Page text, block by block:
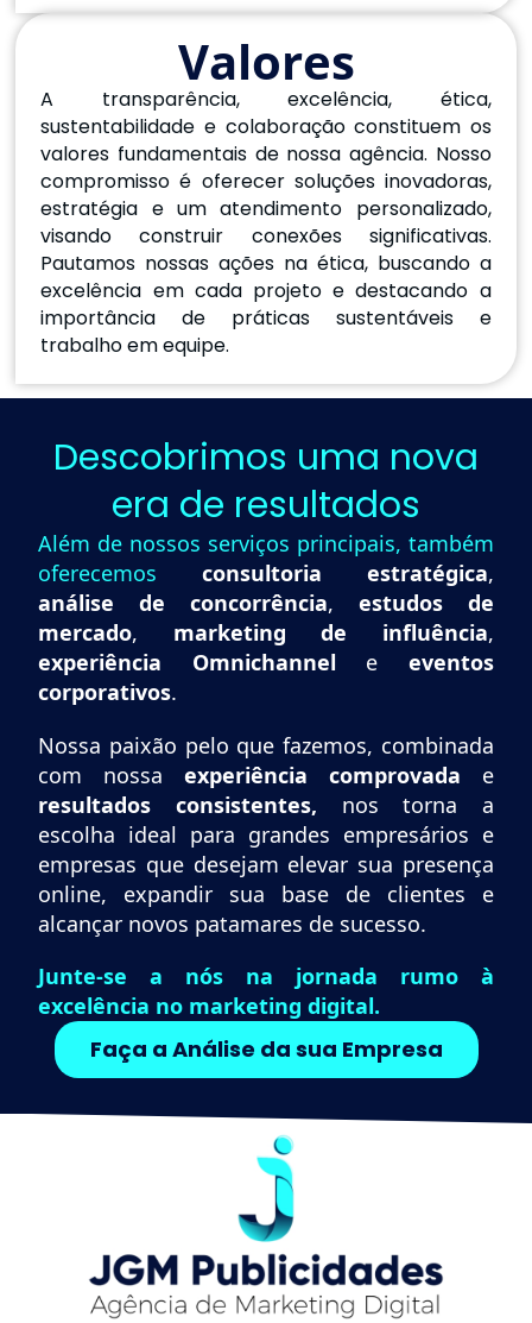
Valores
A transparência, excelência, ética,
sustentabilidade e colaboração constituem os
valores fundamentais de nossa agência. Nosso
compromisso é oferecer soluções inovadoras,
estratégia e um atendimento personalizado,
visando construir conexões significativas.
Pautamos nossas ações na ética, buscando a
excelência em cada projeto e destacando a
importância de práticas sustentáveis e
trabalho em equipe.
Descobrimos uma nova
era de resultados
Além de nossos serviços principais, também
oferecemos
consultoria estratégica,
análise de concorrência, estudos de
mercado, marketing de influência,
experiência Omnichannel e eventos
corporativos.
Nossa paixão pelo que fazemos, combinada
com nossa experiência comprovada e
resultados consistentes, nos torna a
escolha ideal para grandes empresários e
empresas que desejam elevar sua presença
online, expandir sua base de clientes e
alcançar novos patamares de sucesso.
Junte-se a nós na jornada rumo à
excelência no marketing digital.
Faça a Análise da sua Empresa